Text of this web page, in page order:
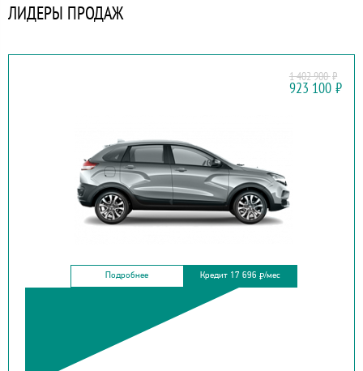
ЛИДЕРЫ ПРОДАЖ
1 402 900₽
923 100 ₽
Подробнее Кредит 17 696 ₽/мес